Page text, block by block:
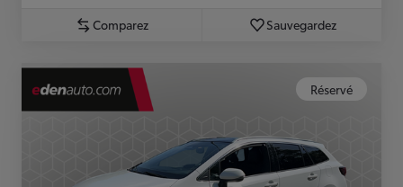
Comparez Sauvegardez
Réservé